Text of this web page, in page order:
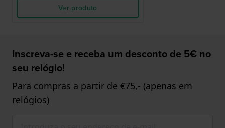
Ver produto
Inscreva-se e receba um desconto de 5€ no
seu relógio!
Para compras a partir de €75,- (apenas em
relógios)